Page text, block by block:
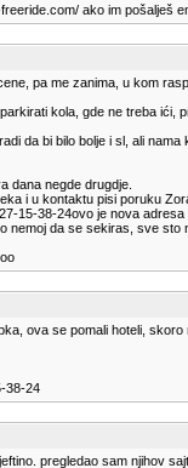
ako im pošalješ
pa me zanima, u kom
kola, gde ne treba ići,
da bi bilo bolje i sl, ali
dana negde drugdje.
i u kontaktu pisi poruku
15-38-24ovo je nova
nemoj da se sekiras, sve sto
ova se pomali hoteli, skoro
38-24
pregledao sam njihov